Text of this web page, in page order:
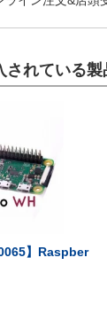
されている製
】Raspber